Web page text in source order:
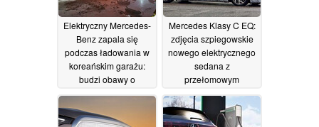
Elektryczny Mercedes-
Benz zapala się
podczas ładowania w
koreańskim garażu:
budzi obawy o
bezpieczeństwo
Mercedes Klasy C EQ:
zdjęcia szpiegowskie
nowego elektrycznego
sedana z
przełomowym
designem i zasięgiem
28/09/2025